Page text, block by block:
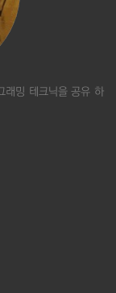
래밍 테크닉을 공유 하